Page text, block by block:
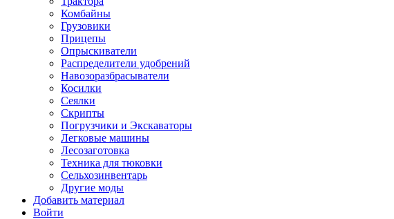
Комбайны
Грузовики
Прицепы
Опрыскиватели
Распределители удобрений
Навозоразбрасыватели
Косилки
Сеялки
Скрипты
Погрузчики и Экскаваторы
Легковые машины
Лесозаготовка
Техника для тюковки
Сельхозинвентарь
Другие моды
Добавить материал
Войти